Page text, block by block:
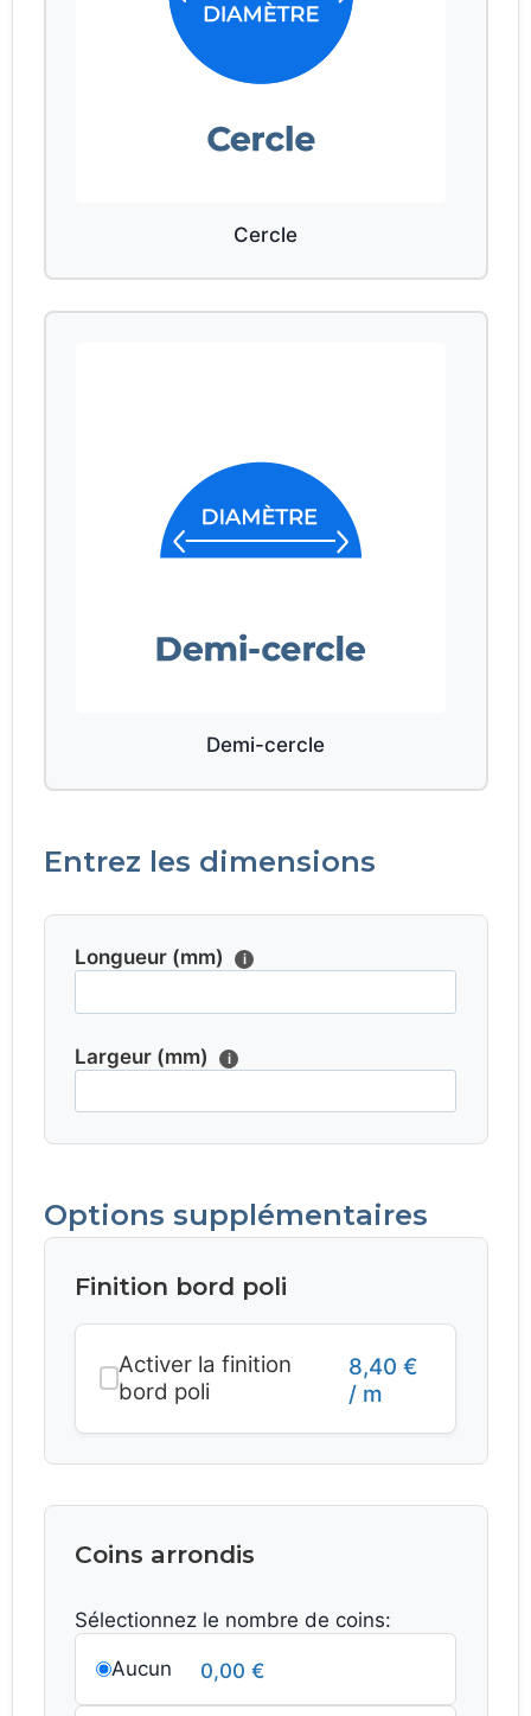
Cercle
Demi-cercle
Entrez les dimensions
Longueur (mm) i
Largeur (mm) i
Options supplémentaires
Finition bord poli
Activer la finition
bord poli
8,40€
/ m
Coins arrondis
Sélectionnez le nombre de coins:
Aucun 0,00 €